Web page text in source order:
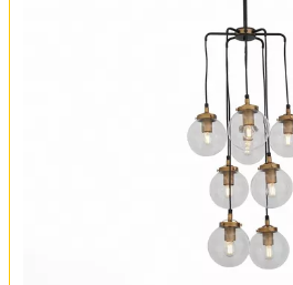
Обмен и возврат